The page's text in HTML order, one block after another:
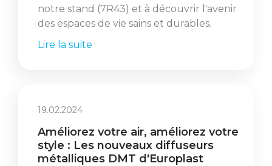
notre stand (7R43) et à découvrir l'avenir
des espaces de vie sains et durables.
Lire la suite
19.02.2024
Améliorez votre air, améliorez votre
style : Les nouveaux diffuseurs
métalliques DMT d'Europlast